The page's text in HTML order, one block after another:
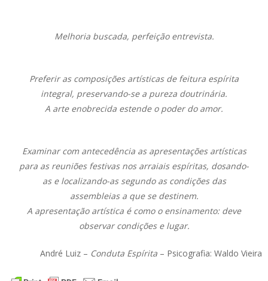
Melhoria buscada, perfeição entrevista.
Preferir as composições artísticas de feitura espírita
integral, preservando-se a pureza doutrinária.
A arte enobrecida estende o poder do amor.
Examinar com antecedência as apresentações artísticas
para as reuniões festivas nos arraiais espíritas, dosando-
as e localizando-as segundo as condições das
assembleias a que se destinem.
A apresentação artística é como o ensinamento: deve
observar condições e lugar.
André Luiz – Conduta Espírita – Psicografia: Waldo Vieira